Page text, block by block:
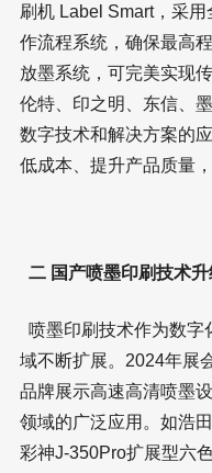
刷机 Label Smart，采
作流程系统，确保最高
放墨系统，可完美实现
伦特、印之明、东信、
数字技术和解决方案的
低成本、提升产品质量
二 国产喷墨印刷技术
喷墨印刷技术作为数字
域不断扩展。2024年展
品牌展示高速高清喷墨
领域的广泛应用。如浩
彩神J-350Pro扩展型六